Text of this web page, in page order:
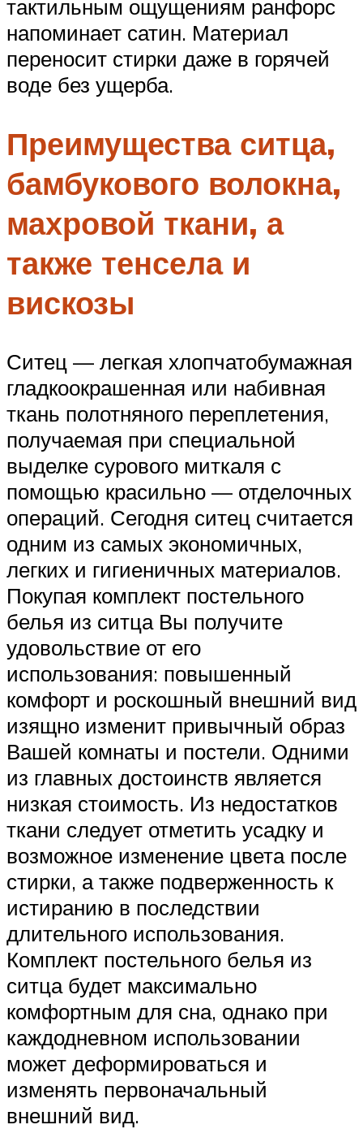
тактильным ощущениям ранфорс
напоминает сатин. Материал
переносит стирки даже в горячей
воде без ущерба.
Преимущества ситца,
бамбукового волокна,
махровой ткани, а
также тенсела и
вискозы
Ситец — легкая хлопчатобумажная
гладкоокрашенная или набивная
ткань полотняного переплетения,
получаемая при специальной
выделке сурового миткаля с
помощью красильно — отделочных
операций. Сегодня ситец считается
одним из самых экономичных,
легких и гигиеничных материалов.
Покупая комплект постельного
белья из ситца Вы получите
удовольствие от его
использования: повышенный
комфорт и роскошный внешний вид
изящно изменит привычный образ
Вашей комнаты и постели. Одними
из главных достоинств является
низкая стоимость. Из недостатков
ткани следует отметить усадку и
возможное изменение цвета после
стирки, а также подверженность к
истиранию в последствии
длительного использования.
Комплект постельного белья из
ситца будет максимально
комфортным для сна, однако при
каждодневном использовании
может деформироваться и
изменять первоначальный
внешний вид.